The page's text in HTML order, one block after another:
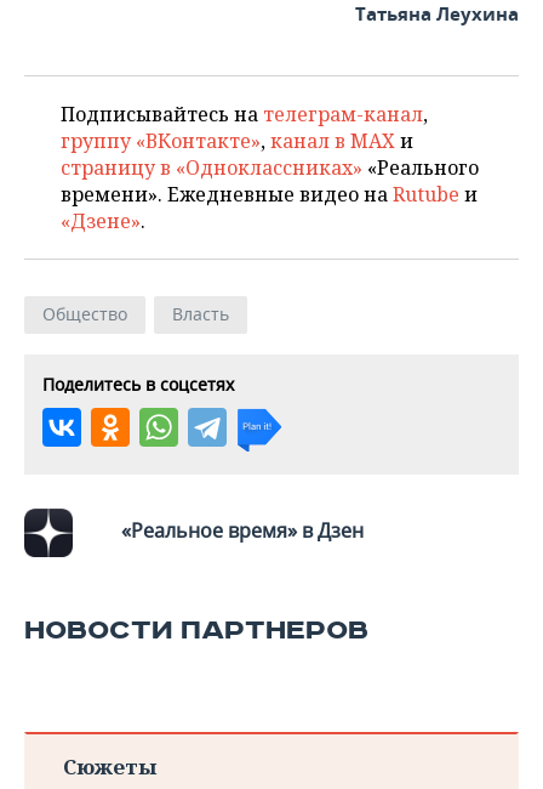
ВОДНЫЕ ВИДЫ СПОРТА
ХОККЕЙ С МЯЧОМ
ОБРАЗОВАНИЕ
ПРОИСШЕСТВИЯ
Татьяна Леухина
Подписывайтесь на телеграм-канал,
группу «ВКонтакте»,канал в MAXи
страницу в «Одноклассниках» «Реального
времени». Ежедневные видео наRutube и
«Дзене».
Общество Власть
Поделитесь в соцсетях
«Реальное время» в Дзен
НОВОСТИ ПАРТНЕРОВ
Сюжеты